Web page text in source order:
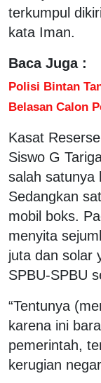
terkumpul
kata Iman.
Baca Juga :
Polisi Bintan
Belasan Calon
Kasat
Siswo G
salah satunya
Sedangkan
mobil boks.
menyita
juta dan solar
SPBU-SPBU
“Tentunya
karena ini
pemerintah,
kerugian